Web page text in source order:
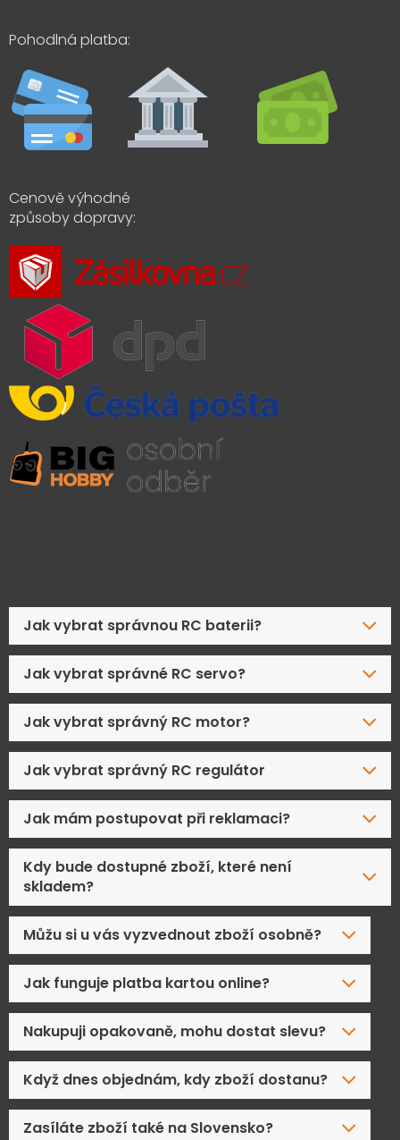
Pohodlná platba:
Cenově výhodné
způsoby dopravy:
Jak vybrat správnou RC baterii?
Jak vybrat správné RC servo?
Jak vybrat správný RC motor?
Jak vybrat správný RC regulátor
Jak mám postupovat při reklamaci?
Kdy bude dostupné zboží, které není
skladem?
Můžu si u vás vyzvednout zboží osobně?
Jak funguje platba kartou online?
Nakupuji opakovaně, mohu dostat slevu?
Když dnes objednám, kdy zboží dostanu?
Zasíláte zboží také na Slovensko?